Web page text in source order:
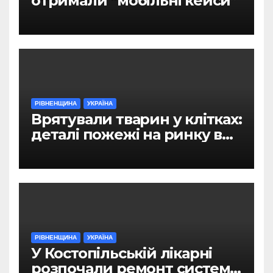
РІВНЕНЩИНА УКРАЇНА
Врятували тварин у клітках:
деталі пожежі на ринку в
РІВНЕНЩИНА УКРАЇНА
У Костопільській лікарні
розпочали ремонт системи